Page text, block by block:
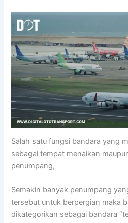
Salah satu fungsi bandara yang
sebagai tempat menaikan
penumpang,
Semakin banyak penumpang
tersebut untuk berpergian maka
dikategorikan sebagai bandara